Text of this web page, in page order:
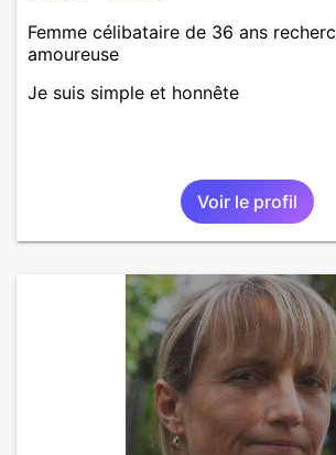
Femme célibataire de 36 ans
amoureuse
Je suis simple et honnête
Voir le profil